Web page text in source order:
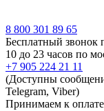
8 800 301 89 65
Бесплатный звонок
10 до 23 часов по
+7 905 224 21 11
(Доступны
Telegram, Viber)
Принимаем к